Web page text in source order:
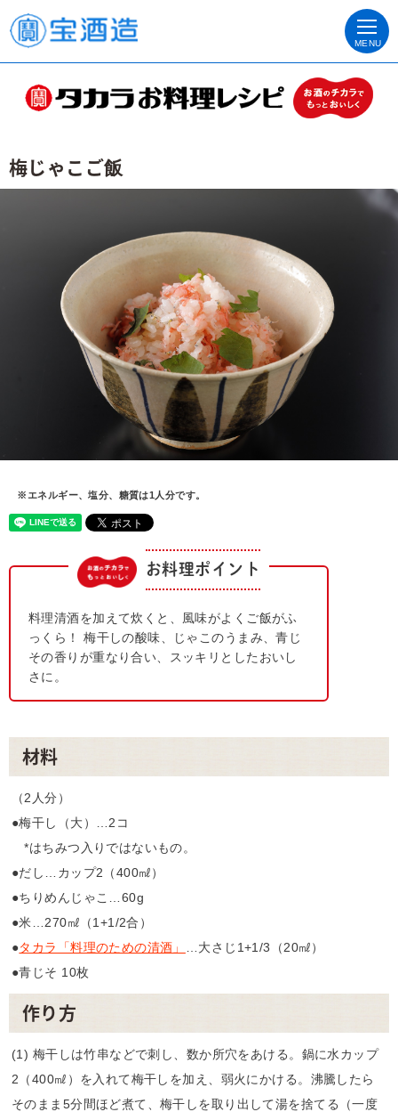
MENU
梅じゃこご飯
※エネルギー、塩分、糖質は1人分です。
お料理ポイント
料理清酒を加えて炊くと、風味がよくご飯がふ
っくら！ 梅干しの酸味、じゃこのうまみ、青じ
その香りが重なり合い、スッキリとしたおいし
さに。
材料
（2人分）
●梅干し（大）…2コ
*はちみつ入りではないもの。
●だし…カップ2（400㎖）
●ちりめんじゃこ…60g
●米…270㎖（1+1/2合）
●タカラ「料理のための清酒」
…大さじ1+1/3（20㎖）
●青じそ 10枚
作り方
(1) 梅干しは竹串などで刺し、数か所穴をあける。鍋に水カップ
2（400㎖）を入れて梅干しを加え、弱火にかける。沸騰したら
そのまま5分間ほど煮て、梅干しを取り出して湯を捨てる（一度